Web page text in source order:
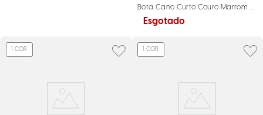
Bota Cano Curto Couro Marrom
Esgotado
COR COR